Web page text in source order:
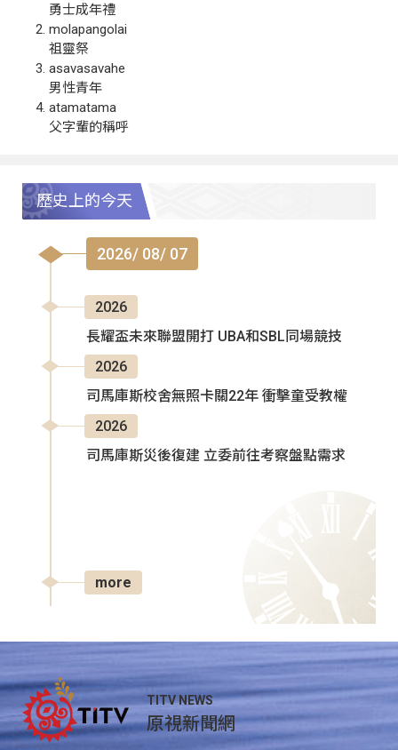
勇士成年禮
molapangolai
祖靈祭
asavasavahe
男性青年
atamatama
父字輩的稱呼
歷史上的今天
2026/ 08/ 07
2026
長耀盃未來聯盟開打 UBA和SBL同場競技
2026
司馬庫斯校舍無照卡關22年 衝擊童受教權
2026
司馬庫斯災後復建 立委前往考察盤點需求
more
TITV NEWS
原視新聞網